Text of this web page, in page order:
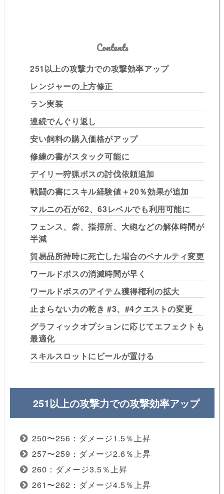
Contents
251以上の攻撃力での攻撃効率アップ
レンジャーの上方修正
ラン実装
連続でんぐり返し
安い飼料の購入価格がアップ
修練の書がスタック可能に
デイリー狩猟ボスの討伐依頼追加
戦闘の書にスキル経験値＋20％効果が追加
マルニの石が62、63レベルでも利用可能に
フェンス、砦、指揮所、大砲などの解体時間が
半減
貿易品所持時に死亡した場合のペナルティ変更
ワールドボスの消滅時間が早く
ワールドボスのアイテム獲得権利の拡大
止まらない力の乾き #3、#4クエストの変更
グラフィックオプションに応じてエフェクトも
最適化
スキルスロットにビールが置ける
251以上の攻撃力での攻撃効率アップ
250〜256：ダメージ1.5％上昇
257〜259：ダメージ2.6％上昇
260：ダメージ3.5％上昇
261〜262：ダメージ4.5％上昇